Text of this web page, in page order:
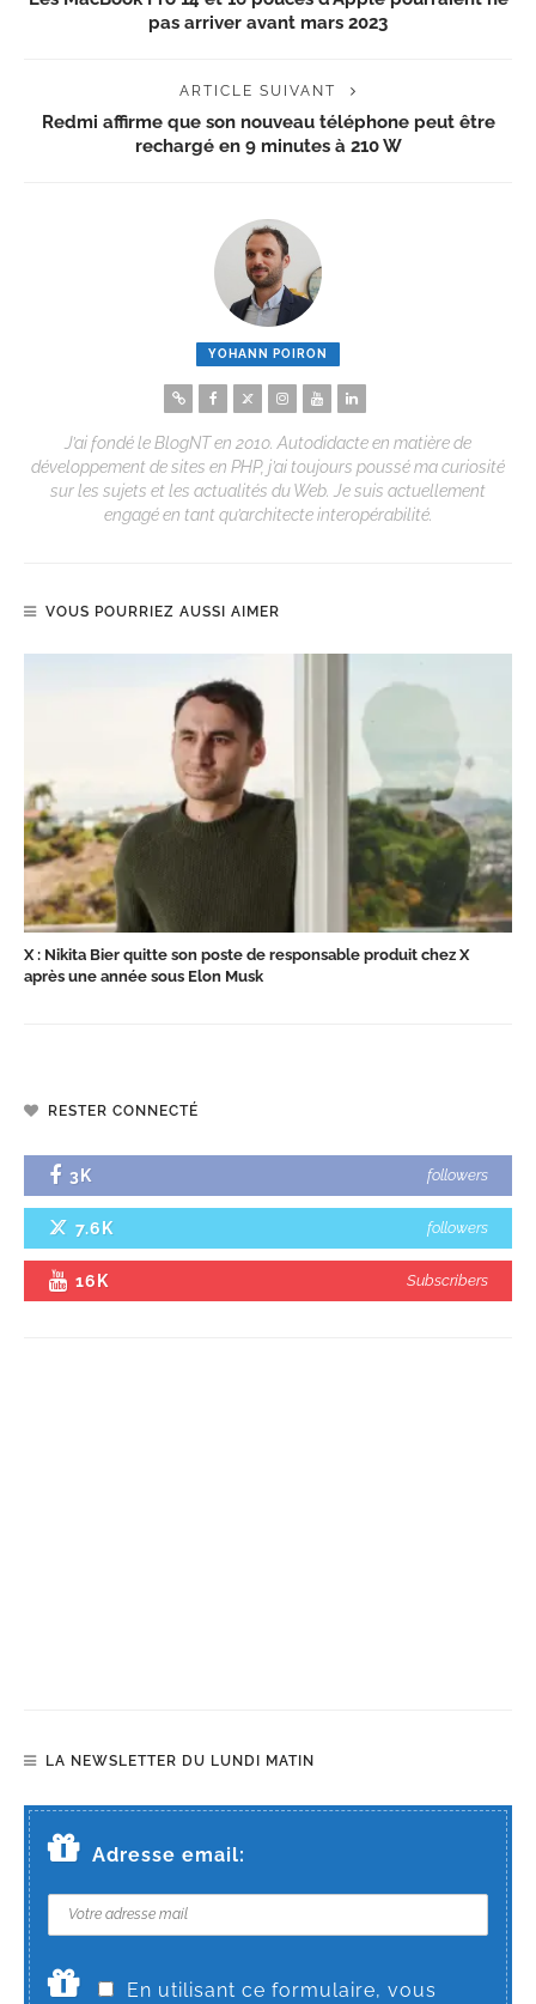
pas arriver avant mars 2023
ARTICLE SUIVANT
Redmi affirme que son nouveau téléphone peut être
rechargé en 9 minutes à 210 W
YOHANN POIRON
J’ai fondé le BlogNT en 2010. Autodidacte en matière de
développement de sites en PHP, j’ai toujours poussé ma curiosité
sur les sujets et les actualités du Web. Je suis actuellement
engagé en tant qu’architecte interopérabilité.
VOUS POURRIEZ AUSSI AIMER
X : Nikita Bier quitte son poste de responsable produit chez X
après une année sous Elon Musk
RESTER CONNECTÉ
3K followers
7.6K followers
16K Subscribers
LA NEWSLETTER DU LUNDI MATIN
Adresse email:
En utilisant ce formulaire, vous